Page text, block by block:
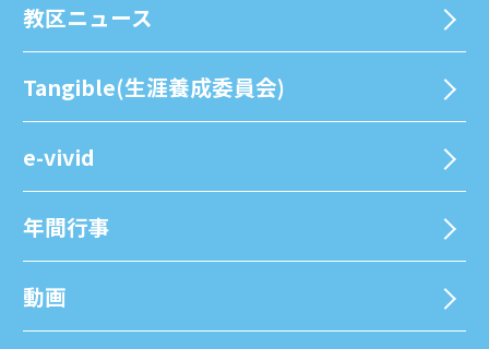
教区ニュース
Tangible(生涯養成委員会)
e-vivid
年間⾏事
動画